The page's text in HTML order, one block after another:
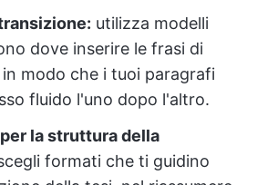
utilizza modelli
dove inserire le frasi di
modo che i tuoi paragrafi
fluido l'uno dopo l'altro.
la struttura della
formati che ti guidino